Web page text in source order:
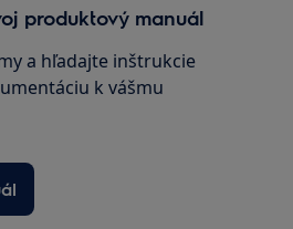
produktový manuál
a hľadajte inštrukcie
k vášmu